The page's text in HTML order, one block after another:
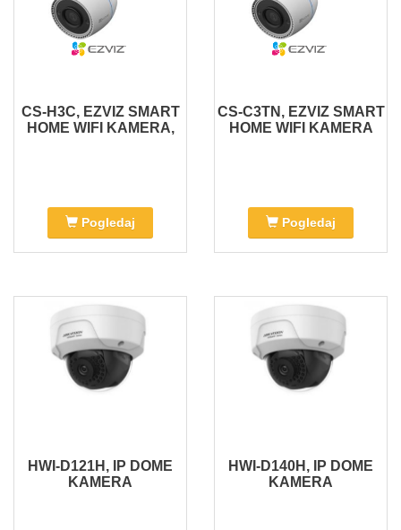
CS-H3C, EZVIZ SMART
HOME WIFI KAMERA,
Pogledaj
CS-C3TN, EZVIZ SMART
HOME WIFI KAMERA
Pogledaj
HWI-D121H, IP DOME
KAMERA
HWI-D140H, IP DOME
KAMERA